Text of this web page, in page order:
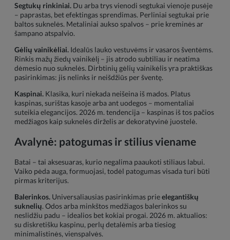
Segtukų rinkiniai. Du arba trys vienodi segtukai vienoje pusėje
– paprastas, bet efektingas sprendimas. Perliniai segtukai prie
baltos suknelės. Metaliniai aukso spalvos – prie kreminės ar
šampano atspalvio.
Gėlių vainikėliai. Idealūs lauko vestuvėms ir vasaros šventėms.
Rinkis mažų žiedų vainikėlį – jis atrodo subtiliau ir neatima
dėmesio nuo suknelės. Dirbtinių gėlių vainikėlis yra praktiškas
pasirinkimas: jis nelinks ir neišdžiūs per šventę.
Kaspinai. Klasika, kuri niekada neišeina iš mados. Platus
kaspinas, surištas kasoje arba ant uodegos – momentaliai
suteikia elegancijos. 2026 m. tendencija – kaspinas iš tos pačios
medžiagos kaip suknelės dirželis ar dekoratyvinė juostelė.
Avalynė: patogumas ir stilius viename
Batai – tai aksesuaras, kurio negalima paaukoti stiliaus labui.
Vaiko pėda auga, formuojasi, todėl patogumas visada turi būti
pirmas kriterijus.
Balerinkos. Universaliausias pasirinkimas prieelegantiškų
suknelių. Odos arba minkštos medžiagos balerinkos su
neslidžiu padu – idealios bet kokiai progai. 2026 m. aktualios:
su diskretišku kaspinu, perlų detalėmis arba tiesiog
minimalistinės, vienspalvės.